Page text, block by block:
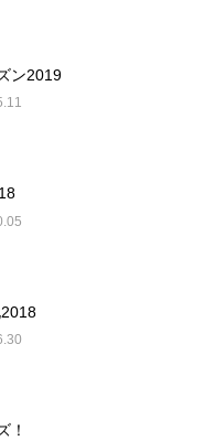
ン2019
！